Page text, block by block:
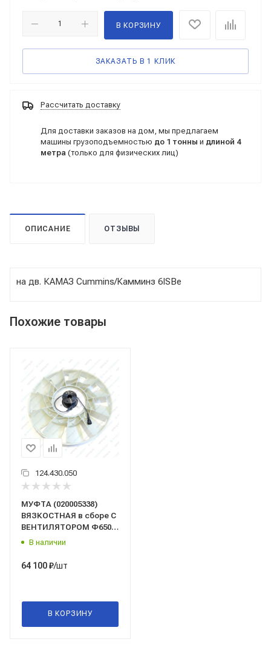
В КОРЗИНУ
ЗАКАЗАТЬ В 1 КЛИК
Рассчитать доставку
Для доставки заказов на дом, мы предлагаем
машины грузоподъемностью до 1 тонны и длиной 4
метра (только для физических лиц)
ОПИСАНИЕ ОТЗЫВЫ
на дв. КАМАЗ Cummins/Камминз 6ISBe
Похожие товары
124.430.050
МУФТА (020005338)
ВЯЗКОСТНАЯ в сборе С
ВЕНТИЛЯТОРОМ Ф650
мм Borg Warner
Cummins/Камминз
В наличии
64 100₽/шт
В КОРЗИНУ